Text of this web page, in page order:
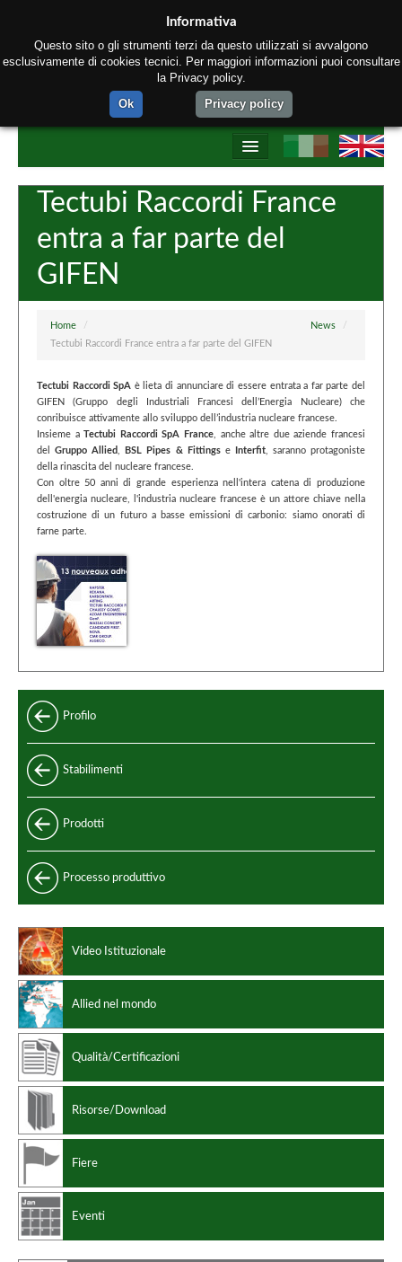
Home
Processo produttivo
Tectubi Raccordi France
entra a far parte del
GIFEN
Home / News
/
Tectubi Raccordi France entra a far parte del GIFEN
Tectubi Raccordi SpA è lieta di annunciare di essere entrata a far parte del
GIFEN (Gruppo degli Industriali Francesi dell’Energia Nucleare) che
conribuisce attivamente allo sviluppo dell’industria nucleare francese.
Insieme a
Tectubi Raccordi SpA France, anche altre due aziende francesi
delGruppo Allied, BSL Pipes & Fittingse Interfit, saranno protagoniste
della rinascita del nucleare francese.
Con oltre 50 anni di grande esperienza nell'intera catena di produzione
dell'energia nucleare, l'industria nucleare francese è un attore chiave nella
costruzione di un futuro a basse emissioni di carbonio: siamo onorati di
farne parte.
Profilo
Stabilimenti
Prodotti
Tubi saldati longitudinalmente
Tubi clad saldati longitudinalmente
Prestazioni dei tubi clad
Standard di produzione
Codici di progettazione
Processo produttivo
Video Istituzionale
Allied nel mondo
Qualità/Certificazioni
Risorse/Download
Fiere
Eventi
Informativa
Questo sito o gli strumenti terzi da questo utilizzati si avvalgono
esclusivamente di cookies tecnici. Per maggiori informazioni puoi consultare
la Privacy policy.
Ok
Privacy policy